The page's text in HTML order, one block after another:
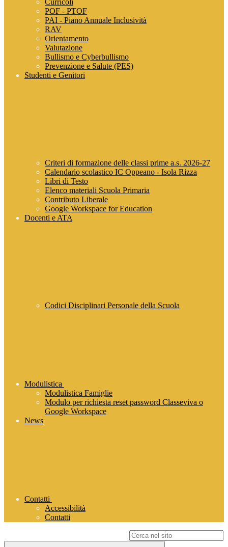
Curricoli
POF - PTOF
PAI - Piano Annuale Inclusività
RAV
Orientamento
Valutazione
Bullismo e Cyberbullismo
Prevenzione e Salute (PES)
Studenti e Genitori
Criteri di formazione delle classi prime a.s. 2026-27
Calendario scolastico IC Oppeano - Isola Rizza
Libri di Testo
Elenco materiali Scuola Primaria
Contributo Liberale
Google Workspace for Education
Docenti e ATA
Codici Disciplinari Personale della Scuola
Modulistica
Modulistica Famiglie
Modulo per richiesta reset password Classeviva o
Google Workspace
News
Contatti
Accessibilità
Contatti